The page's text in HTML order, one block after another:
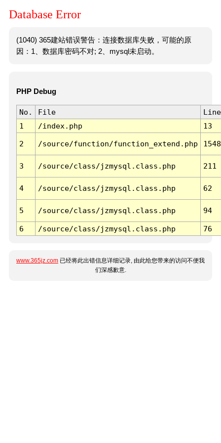
Database Error
(1040) 365建站错误警告：连接数据库失败，可能的原
因：1、数据库密码不对; 2、mysql未启动。
PHP Debug
No. File
Line
1
/index.php 13
2 /source/function/function_extend.php 1548
3 /source/class/jzmysql.class.php 211
4 /source/class/jzmysql.class.php 62
5 /source/class/jzmysql.class.php 94
6 /source/class/jzmysql.class.php 76
www.365jz.com 已经将此出错信息详细记录, 由此给您带来的访问不便我
们深感歉意.